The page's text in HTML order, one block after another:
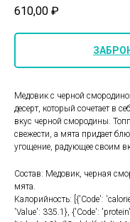
610,00 ₽
Медовик с черной
десерт, который сочетает в
вкус черной смородины.
свежести, а мята придает
угощение, радующее своим
Состав: Медовик, черная
мята.
Калорийность: [{'Code':
'Value': 335.1}, {'Code':